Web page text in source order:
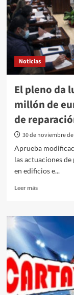
Noticias
El pleno da
millón de
de
30 de noviembre de
Aprueba
las actuaciones
en edificios e...
Leer más